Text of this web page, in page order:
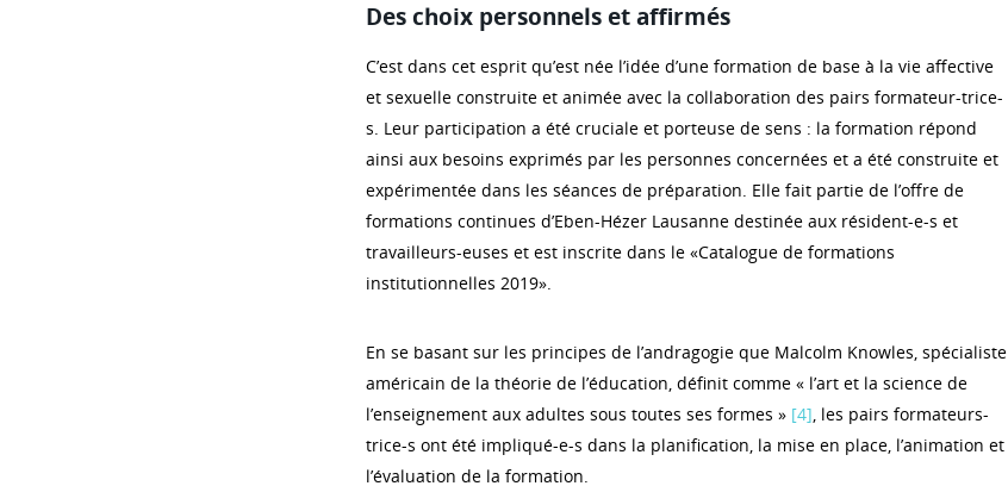
Des choix personnels et affirmés
C’est dans cet esprit qu’est née l’idée d’une formation de base à la vie affective
et sexuelle construite et animée avec la collaboration des pairs formateur-trice-
s. Leur participation a été cruciale et porteuse de sens : la formation répond
ainsi aux besoins exprimés par les personnes concernées et a été construite et
expérimentée dans les séances de préparation. Elle fait partie de l’offre de
formations continues d’Eben-Hézer Lausanne destinée aux résident-e-s et
travailleurs-euses et est inscrite dans le «Catalogue de formations
institutionnelles 2019».
En se basant sur les principes de l’andragogie que Malcolm Knowles, spécialiste
américain de la théorie de l’éducation, définit comme « l’art et la science de
l’enseignement aux adultes sous toutes ses formes » [4], les pairs formateurs-
trice-s ont été impliqué-e-s dans la planification, la mise en place, l’animation et
l’évaluation de la formation.